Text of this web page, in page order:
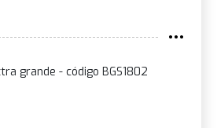
grande - código BGS1802